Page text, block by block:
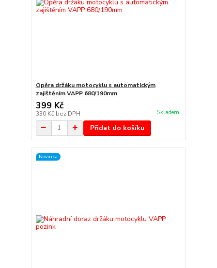
Opěra držáku motocyklu s automatickým
zajištěním VAPP 680/190mm
399 Kč
330 Kč bez DPH Skladem
Přidat do košíku
Novinka